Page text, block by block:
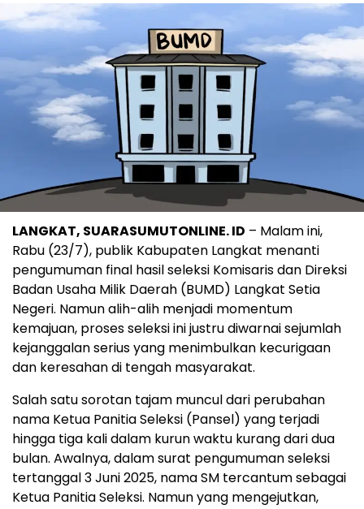
LANGKAT, SUARASUMUTONLINE. ID – Malam ini,
Rabu (23/7), publik Kabupaten Langkat menanti
pengumuman final hasil seleksi Komisaris dan Direksi
Badan Usaha Milik Daerah (BUMD) Langkat Setia
Negeri. Namun alih-alih menjadi momentum
kemajuan, proses seleksi ini justru diwarnai sejumlah
kejanggalan serius yang menimbulkan kecurigaan
dan keresahan di tengah masyarakat.
Salah satu sorotan tajam muncul dari perubahan
nama Ketua Panitia Seleksi (Pansel) yang terjadi
hingga tiga kali dalam kurun waktu kurang dari dua
bulan. Awalnya, dalam surat pengumuman seleksi
tertanggal 3 Juni 2025, nama SM tercantum sebagai
Ketua Panitia Seleksi. Namun yang mengejutkan,